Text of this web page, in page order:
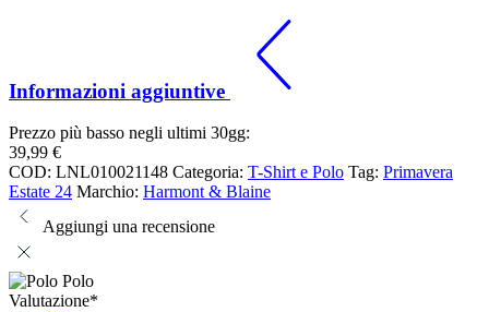
Informazioni aggiuntive
Prezzo più basso negli ultimi 30gg:
39,99 €
COD: LNL010021148 Categoria: T-Shirt e Polo Tag: Primavera
Estate 24 Marchio: Harmont & Blaine
Aggiungi una recensione
Polo
Valutazione*